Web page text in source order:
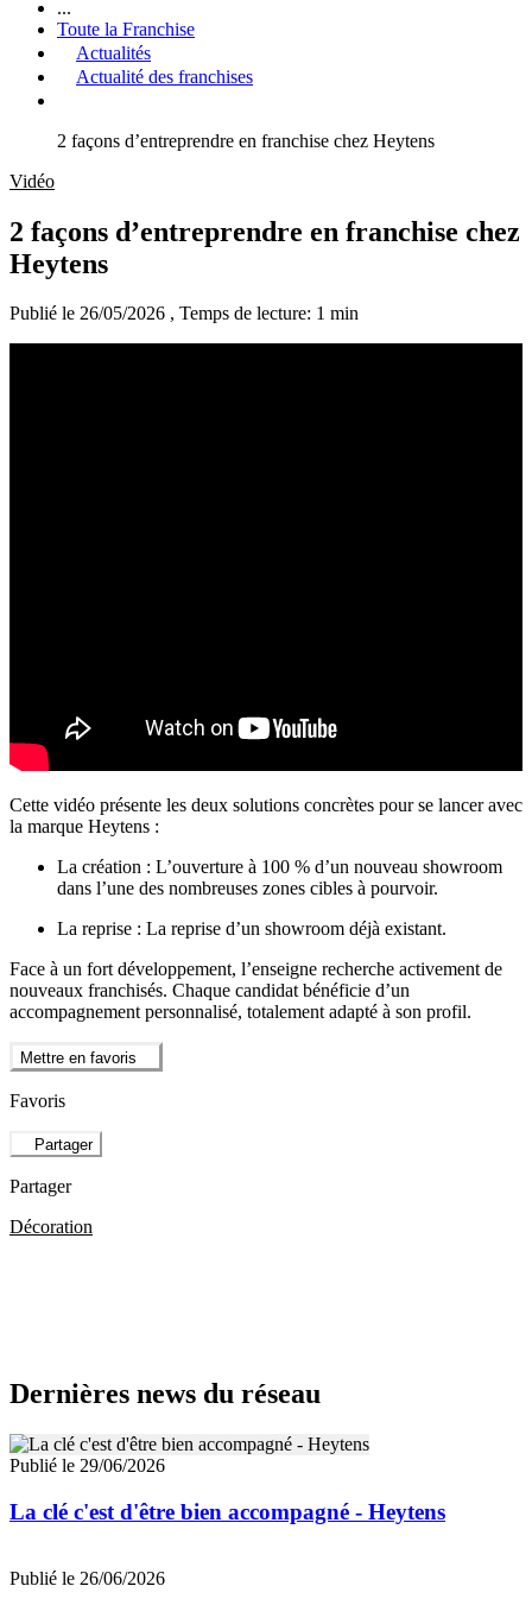
...
Toute la Franchise
Actualités
Actualité des franchises
2 façons d’entreprendre en franchise chez Heytens
Vidéo
2 façons d’entreprendre en franchise chez
Heytens
Publié le 26/05/2026 , Temps de lecture: 1 min
Cette vidéo présente les deux solutions concrètes pour se lancer avec
la marque Heytens :
La création : L’ouverture à 100 % d’un nouveau showroom
dans l’une des nombreuses zones cibles à pourvoir.
La reprise : La reprise d’un showroom déjà existant.
Face à un fort développement, l’enseigne recherche activement de
nouveaux franchisés. Chaque candidat bénéficie d’un
accompagnement personnalisé, totalement adapté à son profil.
Mettre en favoris
Favoris
Partager
Partager
Décoration
Dernières news du réseau
Publié le 29/06/2026
La clé c'est d'être bien accompagné - Heytens
Publié le 26/06/2026